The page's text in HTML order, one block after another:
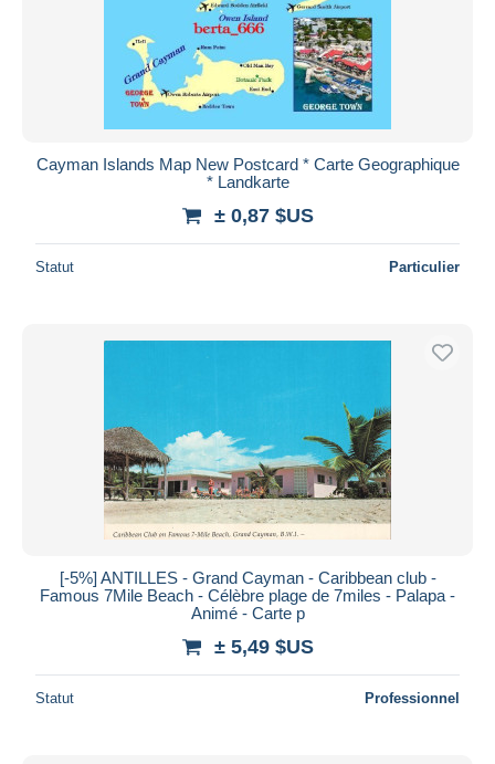
Cayman Islands Map New Postcard * Carte Geographique
* Landkarte
± 0,87 $US
Statut Particulier
[-5%] ANTILLES - Grand Cayman - Caribbean club -
Famous 7Mile Beach - Célèbre plage de 7miles - Palapa -
Animé - Carte p
± 5,49 $US
Statut Professionnel